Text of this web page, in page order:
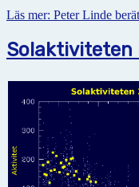
Läs mer: Peter Linde
Solaktiviteten